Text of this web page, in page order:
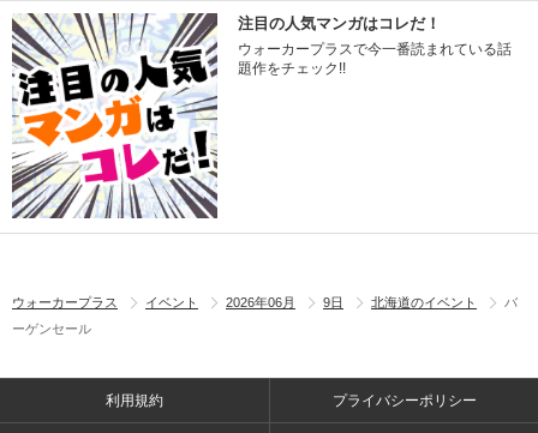
注目の人気マンガはコレだ！
ウォーカープラスで今一番読まれている話
題作をチェック!!
ウォーカープラス イベント 2026年06月 9日 北海道のイベント
バ
ーゲンセール
利用規約 プライバシーポリシー